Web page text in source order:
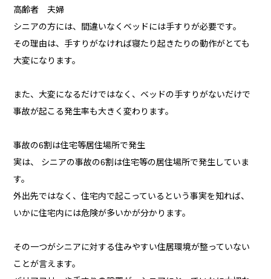
高齢者 夫婦
シニアの方には、間違いなくベッドには手すりが必要です。
その理由は、手すりがなければ寝たり起きたりの動作がとても
大変になります。
また、大変になるだけではなく、ベッドの手すりがないだけで
事故が起こる発生率も大きく変わります。
事故の6割は住宅等居住場所で発生
実は、 シニアの事故の6割は住宅等の居住場所で発生していま
す。
外出先ではなく、住宅内で起こっているという事実を知れば、
いかに住宅内には危険が多いかが分かります。
その一つがシニアに対する住みやすい住居環境が整っていない
ことが言えます。